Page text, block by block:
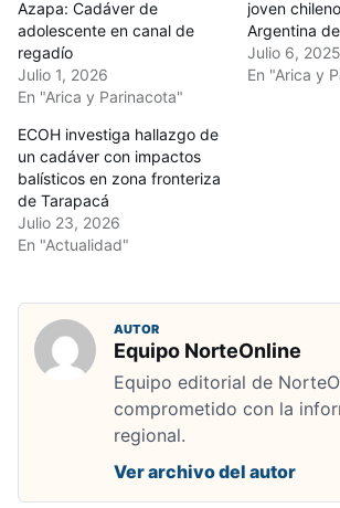
Azapa: Cadáver de
adolescente en canal de
regadío
Julio 1, 2026
En "Arica y Parinacota"
joven
Argentina
Julio 6, 2025
En "Arica y
ECOH investiga hallazgo de
un cadáver con impactos
balísticos en zona fronteriza
de Tarapacá
Julio 23, 2026
En "Actualidad"
AUTOR
Equipo NorteOnline
Equipo editorial de
comprometido con la
regional.
Ver archivo del autor